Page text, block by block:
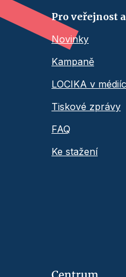
Pro veřejnost
Novinky
Kampaně
LOCIKA v
Tiskové zprávy
FAQ
Ke stažení